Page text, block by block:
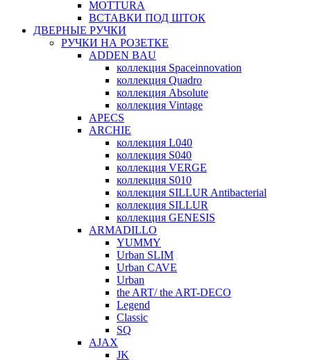
MOTTURA
ВСТАВКИ ПОД ШТОК
ДВЕРНЫЕ РУЧКИ
РУЧКИ НА РОЗЕТКЕ
ADDEN BAU
коллекция Spaceinnovation
коллекция Quadro
коллекция Absolute
коллекция Vintage
APECS
ARCHIE
коллекция L040
коллекция S040
коллекция VERGE
коллекция S010
коллекция SILLUR Antibacterial
коллекция SILLUR
коллекция GENESIS
ARMADILLO
YUMMY
Urban SLIM
Urban CAVE
Urban
the ART/ the ART-DECO
Legend
Classic
SQ
AJAX
JK